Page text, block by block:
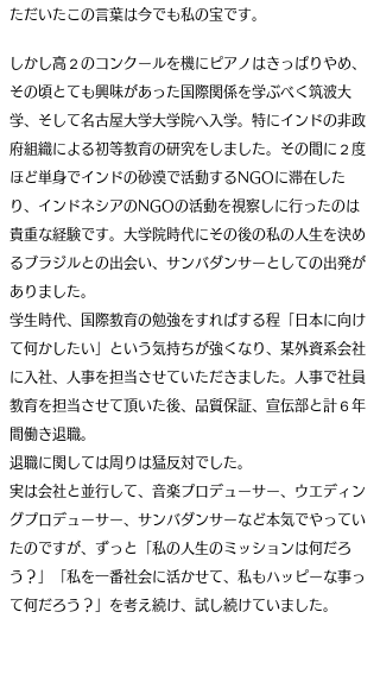
ただいたこの言葉は今でも私の宝です。
しかし高２のコンクールを機にピアノはきっぱりやめ、
その頃とても興味があった国際関係を学ぶべく筑波大
学、そして名古屋大学大学院へ入学。特にインドの非政
府組織による初等教育の研究をしました。その間に２度
ほど単身でインドの砂漠で活動するNGOに滞在した
り、インドネシアのNGOの活動を視察しに行ったのは
貴重な経験です。大学院時代にその後の私の人生を決め
るブラジルとの出会い、サンバダンサーとしての出発が
ありました。
学生時代、国際教育の勉強をすればする程「日本に向け
て何かしたい」という気持ちが強くなり、某外資系会社
に入社、人事を担当させていただきました。人事で社員
教育を担当させて頂いた後、 品質保証、宣伝部と計６年
間働き退職。
退職に関しては周りは猛反対でした。
実は会社と並行して、音楽プロデューサー、ウエディン
グプロデューサー、サンバダンサーなど本気でやってい
たのですが、ずっと「私の人生のミッションは何だろ
う？」「私を一番社会に活かせて、私もハッピーな事っ
て何だろう？」を考え続け、試し続けていました。